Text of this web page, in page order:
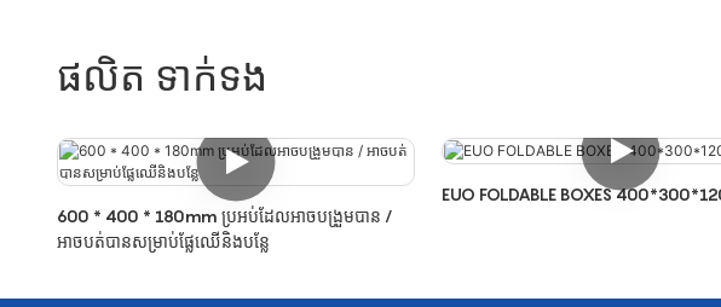
ផលិត ទាក់ទង
600 * 400 * 180mm ប្រអប់ដែលអាចបង្រួមបាន /
អាចបត់បានសម្រាប់ផ្លែឈើនិងបន្លែ
EUO FOLDABLE BOXES